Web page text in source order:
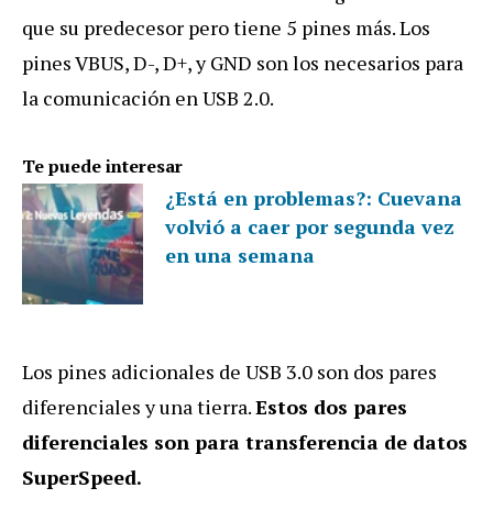
que su predecesor pero tiene 5 pines más. Los
pines VBUS, D-, D+, y GND son los necesarios para
la comunicación en USB 2.0.
Te puede interesar
¿Está en problemas?: Cuevana
volvió a caer por segunda vez
en una semana
Los pines adicionales de USB 3.0 son dos pares
diferenciales y una tierra.Estos dos pares
diferenciales son para transferencia de datos
SuperSpeed.